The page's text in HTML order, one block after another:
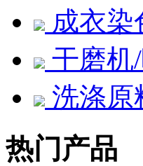
成衣染
干磨机
洗涤原
热门产品